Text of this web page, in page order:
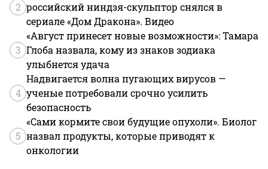
2 российский ниндзя-скульптор снялся в
сериале «Дом Дракона». Видео
3
«Август принесет новые возможности»: Тамара
Глоба назвала, кому из знаков зодиака
улыбнется удача
4
Надвигается волна пугающих вирусов —
ученые потребовали срочно усилить
безопасность
5
«Сами кормите свои будущие опухоли». Биолог
назвал продукты, которые приводят к
онкологии